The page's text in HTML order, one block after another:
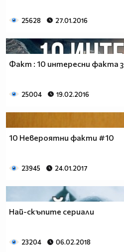
25628 27.01.2016
Факт : 10 интересни факта
25004 19.02.2016
10 Невероятни факти #10
23945 24.01.2017
Най-скъпите сериали
23204 06.02.2018